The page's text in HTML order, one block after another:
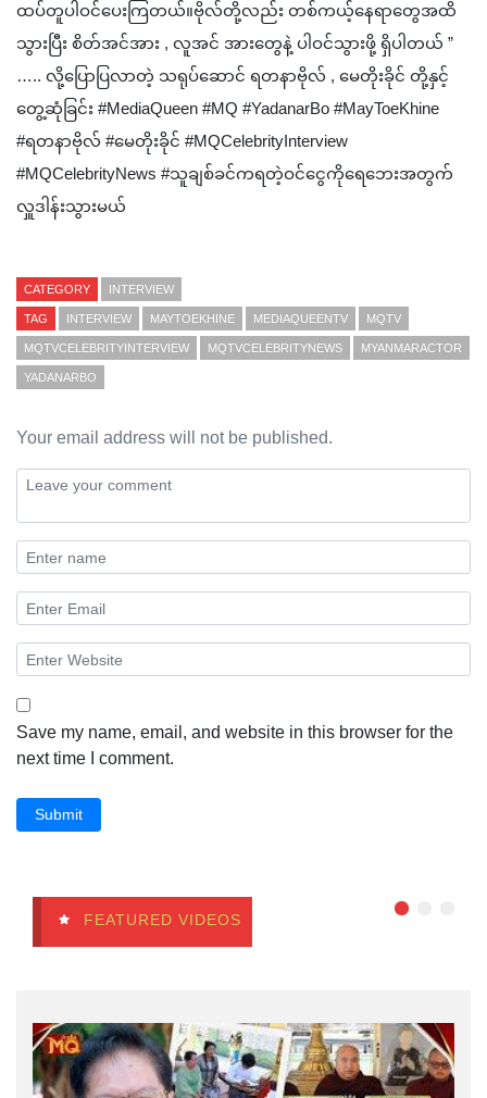
ထပ်တူပါဝင်ပေးကြတယ်။ဗိုလ်တို့လည်း တစ်ကယ့်နေရာတွေအထိ
သွားပြီး စိတ်အင်အား , လူအင် အားတွေနဲ့ ပါဝင်သွားဖို့ ရှိပါတယ် ”
….. လို့ပြောပြလာတဲ့ သရုပ်ဆောင် ရတနာဗိုလ် , မေတိုးခိုင် တို့နှင့်
တွေ့ဆုံခြင်း #MediaQueen #MQ #YadanarBo #MayToeKhine
#ရတနာဗိုလ် #မေတိုးခိုင် #MQCelebrityInterview
#MQCelebrityNews #သူချစ်ခင်ကရတဲ့‌ဝင်‌ငွေကိုရေဘေးအတွက်
လှူဒါန်းသွားမယ်
CATEGORY INTERVIEW
TAG INTERVIEW MAYTOEKHINE MEDIAQUEENTV MQTV
MQTVCELEBRITYINTERVIEW MQTVCELEBRITYNEWS MYANMARACTOR
YADANARBO
Your email address will not be published.
Save my name, email, and website in this browser for the
next time I comment.
Submit
FEATURED VIDEOS